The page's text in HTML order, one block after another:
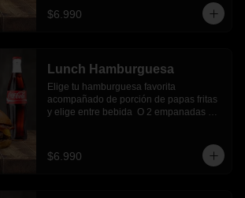
$6.990
Lunch Hamburguesa
Elige tu hamburguesa favorita
acompañado de porción de papas fritas
y elige entre bebida  O 2 empanadas
$6.990